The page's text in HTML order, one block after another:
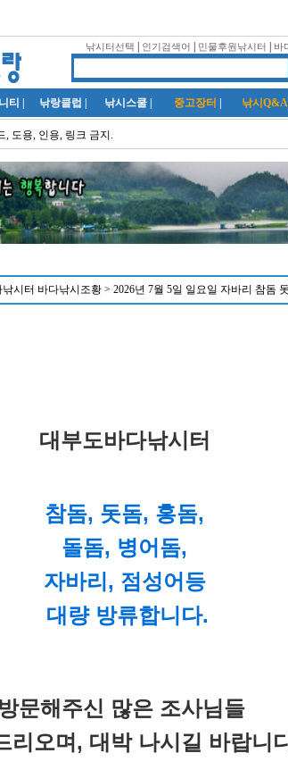
낚시터선택 인기검색어 민물후원낚시터 바
티 낚랑클럽 낚시스쿨 중고장터 낚시Q&A
, 도용, 인용, 링크 금지.
시터 바다낚시조황 > 2026년 7월 5일 일요일 자바리 참돔
대부도바다낚시터
참돔, 돗돔, 홍돔,
돌돔, 병어돔,
자바리, 점성어등
대량 방류합니다.
문해주신 많은 조사님들
리오며, 대박 나시길 바랍니